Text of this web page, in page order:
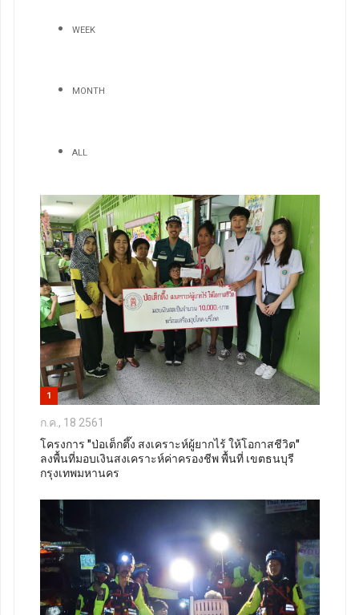
WEEK
MONTH
ALL
1
ก.ค., 18 2561
โครงการ "ป่อเต็กตึ๊ง สงเคราะห์ผู้ยากไร้ ให้โอกาสชีวิต"
ลงพื้นที่มอบเงินสงเคราะห์ค่าครองชีพ พื้นที่ เขตธนบุรี
กรุงเทพมหานคร